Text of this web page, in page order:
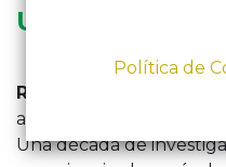
UTILIZADO
RefriApp
distribuye
además
Una década de
Política de